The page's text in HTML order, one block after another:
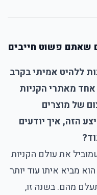
שאתם פשוט חייבים
ללהיט אמיתי בקרב
מאתרי הקניות
של מוצרים
הזה, איך יודעים
את עולם הקניות
מביא איתו עוד יותר
מהם. בשנה זו,